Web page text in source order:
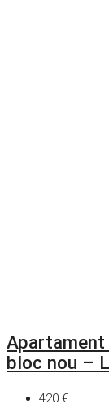
Apartament
bloc nou –
420 €